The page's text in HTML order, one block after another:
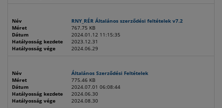
Név
RNY_RÉR Általános szerződési feltételek v7.2
Méret
767.75 KB
Dátum
2024.01.12 11:15:35
Hatályosság kezdete
2023.12.31
Hatályosság vége
2024.06.29
Név
Általános Szerződési Feltételek
Méret
775.46 KB
Dátum
2024.07.01 06:08:44
Hatályosság kezdete
2024.06.30
Hatályosság vége
2024.08.30